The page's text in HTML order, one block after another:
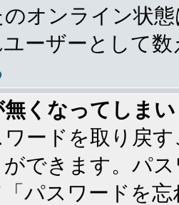
オンライン状
ーザーとして
くなってしま
ードを取り戻
できます。パ
パスワードを